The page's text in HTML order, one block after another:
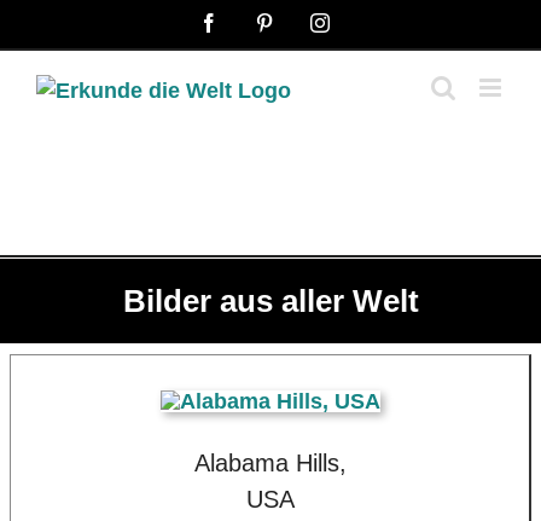
Inhalt
springen
FacebookPinterestInstagram
Bilder aus aller Welt
Alabama Hills,
USA